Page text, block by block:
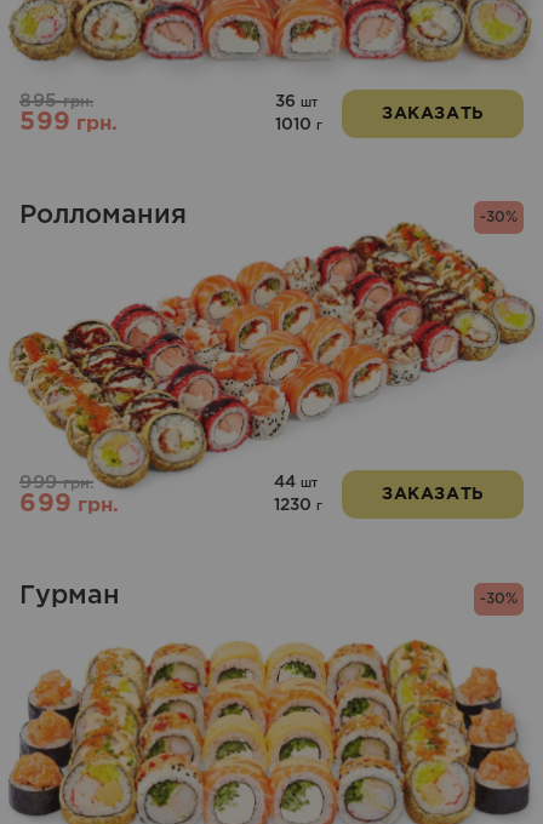
895грн.
599грн.
36 шт
1010 г
ЗАКАЗАТЬ
-30%
Ролломания
999грн.
699грн.
44 шт
1230 г
ЗАКАЗАТЬ
-30%
Гурман